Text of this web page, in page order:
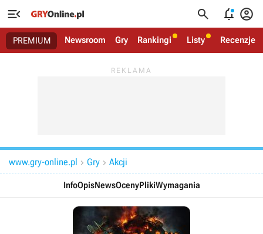
   
PREMIUM Newsroom Gry Rankingi Listy Recenzje
www.gry-online.pl  Gry  Akcji
InfoOpisNewsOcenyPlikiWymagania